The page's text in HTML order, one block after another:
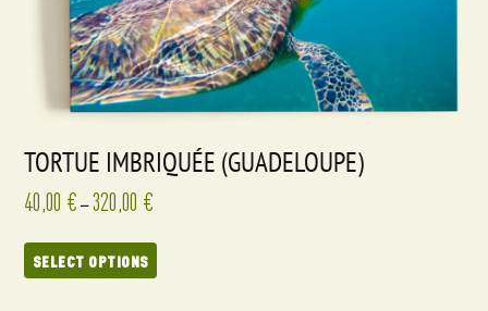
TORTUE IMBRIQUÉE (GUADELOUPE)
40,00 € –320,00 €
SELECT OPTIONS